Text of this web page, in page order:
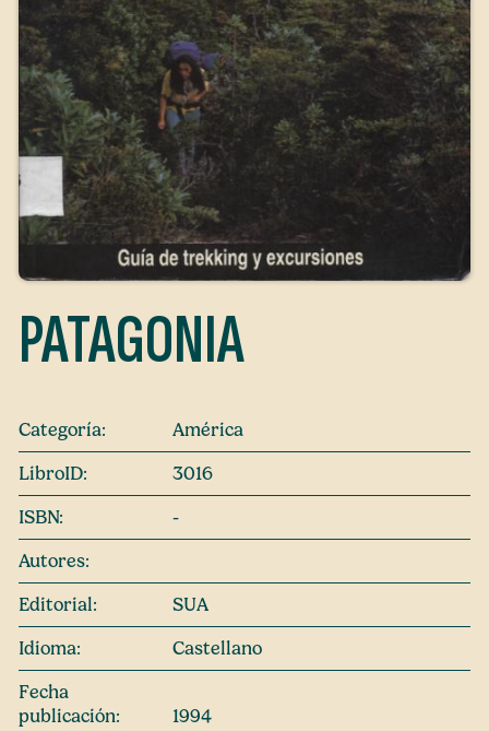
PATAGONIA
Categoría:
América
LibroID:
3016
ISBN:
-
Autores:
Editorial:
SUA
Idioma:
Castellano
Fecha
publicación:
1994